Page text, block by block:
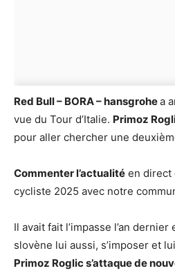
Red Bull – BORA – hansgrohea
vue du Tour d’Italie. Primoz
pour aller chercher une
Commenter l’actualité en direct
cycliste 2025 avec notre
Il avait fait l’impasse l’an
slovène lui aussi, s’imposer et
Primoz Roglic s’attaque de